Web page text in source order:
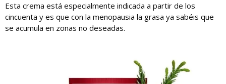
Esta crema está especialmente indicada a partir de los
cincuenta y es que con la menopausia la grasa ya sabéis que
se acumula en zonas no deseadas.